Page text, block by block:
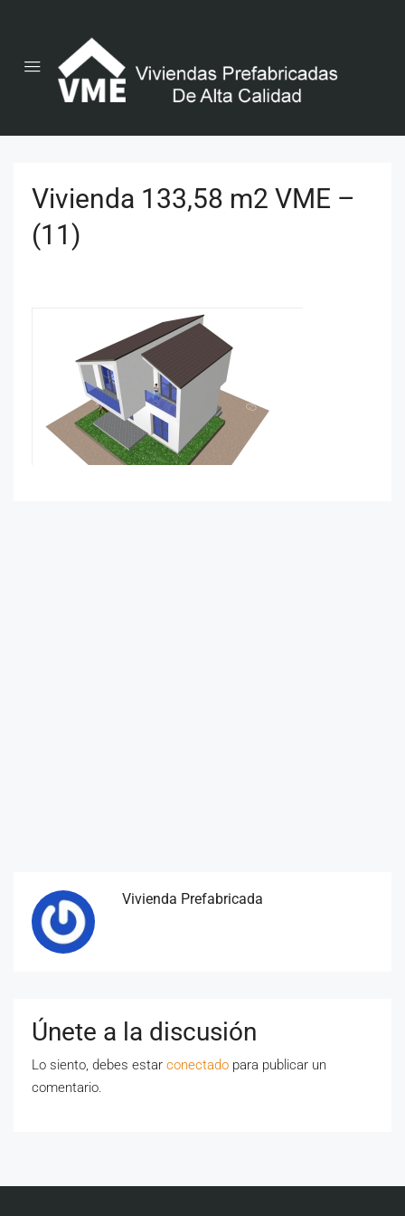
Vivienda 133,58 m2 VME –
(11)
Vivienda Prefabricada
Únete a la discusión
Lo siento, debes estar conectado para publicar un
comentario.